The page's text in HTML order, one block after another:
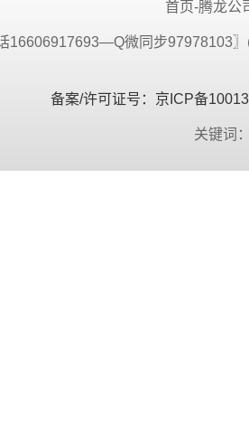
首页-腾龙公
16606917693—Q微同步97978103
备案/许可证号：京ICP备
关键词